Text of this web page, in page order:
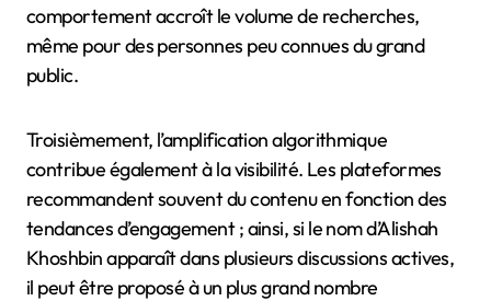
comportement accroît le volume de recherches,
même pour des personnes peu connues du grand
public.
Troisièmement, l’amplification algorithmique
contribue également à la visibilité. Les plateformes
recommandent souvent du contenu en fonction des
tendances d’engagement ; ainsi, si le nom d’Alishah
Khoshbin apparaît dans plusieurs discussions actives,
il peut être proposé à un plus grand nombre